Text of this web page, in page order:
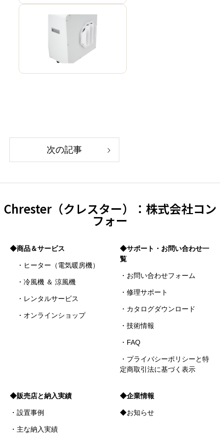
次の記事
Chrester（クレスター）：株式会社コン
フォー
◆商品＆サービス
・ヒーター（電気暖房機）
・冷風機 ＆ 涼風機
・レンタルサービス
・オンラインショップ
◆サポート・お問い合わせ一
覧
・お問い合わせフォーム
・修理サポート
・カタログダウンロード
・技術情報
・FAQ
・プライバシーポリシーと特
定商取引法に基づく表示
◆販売店と納入実績
・設置事例
・主な納入実績
◆企業情報
◆お知らせ